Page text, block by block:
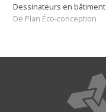
Dessinateurs en bâtiment
De Plan Éco-conception